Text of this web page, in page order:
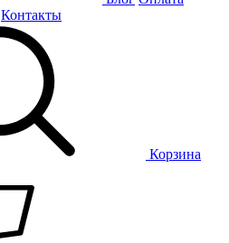
Контакты
Корзина